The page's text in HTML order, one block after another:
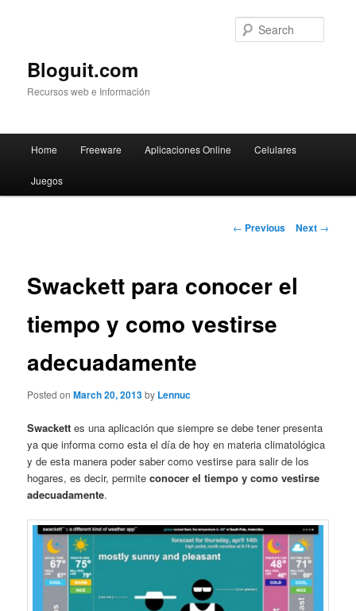
Bloguit.com
Recursos web e Información
Skip
to
Home Freeware Aplicaciones Online Celulares
Juegos
Post
← Previous Next →
Swackett para conocer el
tiempo y como vestirse
adecuadamente
Posted onMarch 20, 2013by Lennuc
Swackett es una aplicación que siempre se debe tener presenta
ya que informa como esta el día de hoy en materia climatológica
y de esta manera poder saber como vestirse para salir de los
hogares, es decir, permiteconocer el tiempo y como vestirse
adecuadamente.